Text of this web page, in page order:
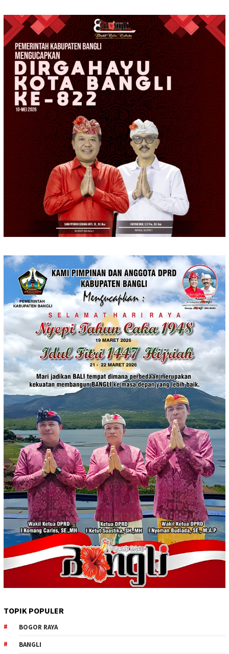
TOPIK POPULER
BOGOR RAYA
BANGLI